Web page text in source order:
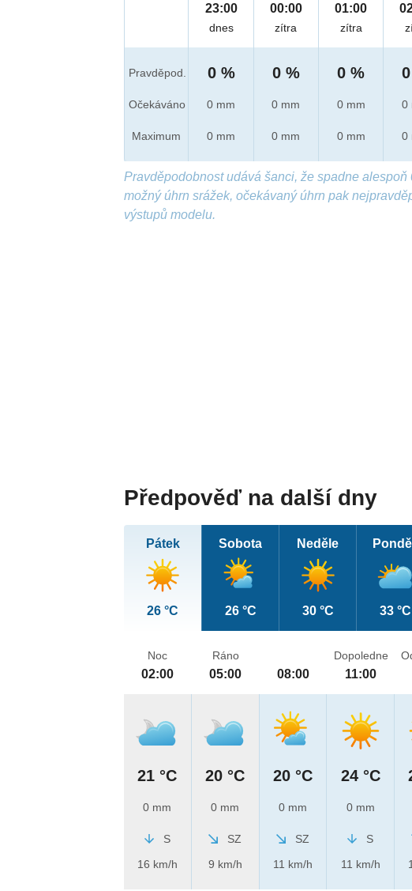
Pravděpod.
Očekáváno
Maximum
23:00
dnes
0 %
0 mm
0 mm
00:00
zítra
0 %
0 mm
0 mm
01:00
zítra
0 %
0 mm
0 mm
0
0
Pravděpodobnost udává šanci, že spadne
možný úhrn srážek, očekávaný úhrn pak
výstupů modelu.
Předpověď na další dny
Pátek
26 °C
Sobota
26 °C
Neděle
30 °C 33 °C
Noc
02:00
21 °C
0 mm
S
16 km/h
Ráno
05:00
20 °C
0 mm
SZ
9 km/h
08:00
20 °C
0 mm
SZ
11 km/h
Dopoledne
11:00
24 °C
0 mm
S
11 km/h